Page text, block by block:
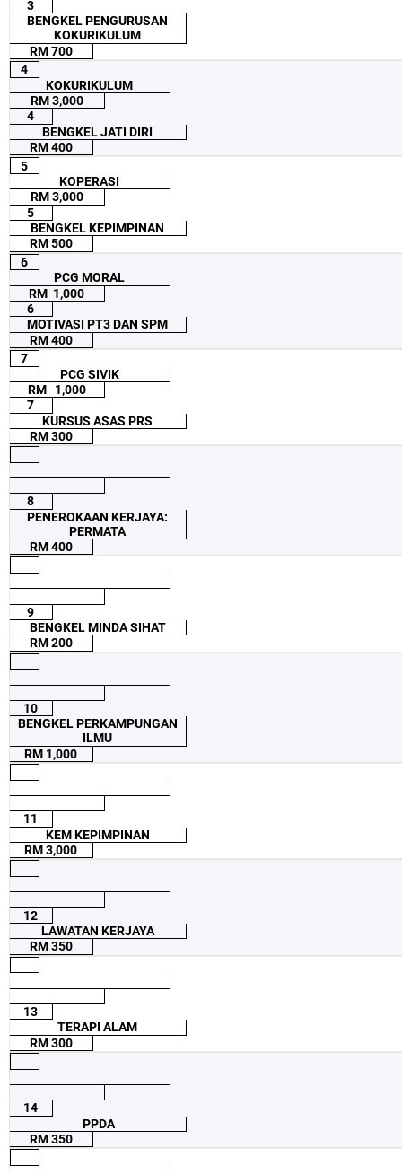
3
BENGKEL PENGURUSAN
KOKURIKULUM
RM 700
4
KOKURIKULUM
RM 3,000
4
BENGKEL JATI DIRI
RM 400
5
KOPERASI
RM 3,000
5
BENGKEL KEPIMPINAN
RM 500
6
PCG MORAL
RM 1,000
6
MOTIVASI PT3 DAN SPM
RM 400
7
PCG SIVIK
RM 1,000
7
KURSUS ASAS PRS
RM 300
8
PENEROKAAN KERJAYA:
PERMATA
RM 400
9
BENGKEL MINDA SIHAT
RM 200
10
BENGKEL PERKAMPUNGAN
ILMU
RM 1,000
11
KEM KEPIMPINAN
RM 3,000
12
LAWATAN KERJAYA
RM 350
13
TERAPI ALAM
RM 300
14
PPDA
RM 350